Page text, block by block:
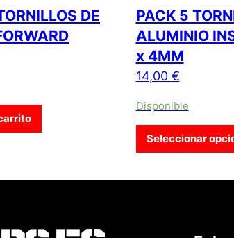
DE
PACK 5
ALUMINIO
x 4MM
14,00 €
Disponible
Seleccionar